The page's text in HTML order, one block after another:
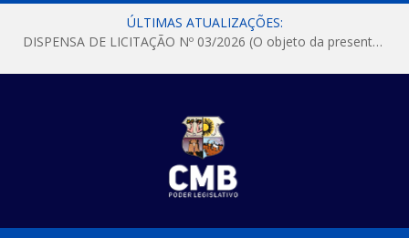
ÚLTIMAS ATUALIZAÇÕES:
DISPENSA DE LICITAÇÃO Nº 03/2026 (O objeto da presente dispensa é a escolha da proposta mais vantajosa para a aquisição, de aparelhos de ar condicionado, tipo Split, com material de instalação e fogão industrial, conforme condições, quantidades e exigências estabelecidas no termo de referencia e neste aviso de contratação direta e seus anexos)